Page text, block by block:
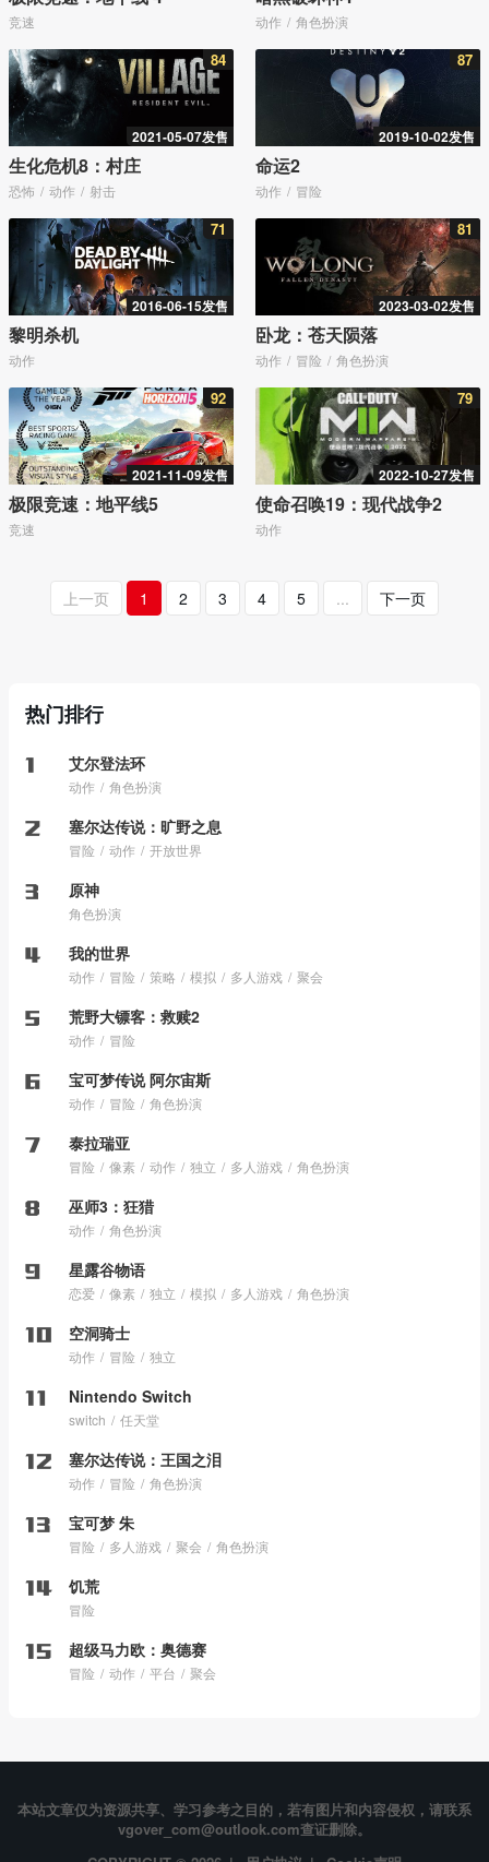
竞速 动作 角色扮演
2021-05-07发售
84
生化危机8：村庄
恐怖 动作 射击
2019-10-02发售
87
命运2
动作 冒险
2016-06-15发售
71
黎明杀机
动作
2023-03-02发售
81
卧龙：苍天陨落
动作 冒险 角色扮演
2021-11-09发售
92
极限竞速：地平线5
竞速
2022-10-27发售
79
使命召唤19：现代战争2
动作
上一页 1 2 3 4 5 ... 下一页
热门排行
艾尔登法环
动作 角色扮演
塞尔达传说：旷野之息
冒险 动作 开放世界
原神
角色扮演
我的世界
动作 冒险 策略 模拟 多人游戏 聚会
荒野大镖客：救赎2
动作 冒险
宝可梦传说 阿尔宙斯
动作 冒险 角色扮演
泰拉瑞亚
冒险 像素 动作 独立 多人游戏 角色扮演
巫师3：狂猎
动作 角色扮演
星露谷物语
恋爱 像素 独立 模拟 多人游戏 角色扮演
空洞骑士
动作 冒险 独立
Nintendo Switch
switch 任天堂
塞尔达传说：王国之泪
动作 冒险 角色扮演
宝可梦 朱
冒险 多人游戏 聚会 角色扮演
饥荒
冒险
超级马力欧：奥德赛
冒险 动作 平台 聚会
本站文章仅为资源共享、学习参考之目的，若有图片和内容侵权，请联系
vgover_com@outlook.com查证删除。